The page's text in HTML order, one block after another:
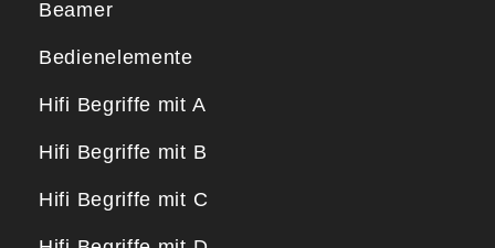
Beamer
Bedienelemente
Hifi Begriffe mit A
Hifi Begriffe mit B
Hifi Begriffe mit C